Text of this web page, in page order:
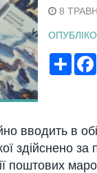
8
вводить в
здійснено
поштових